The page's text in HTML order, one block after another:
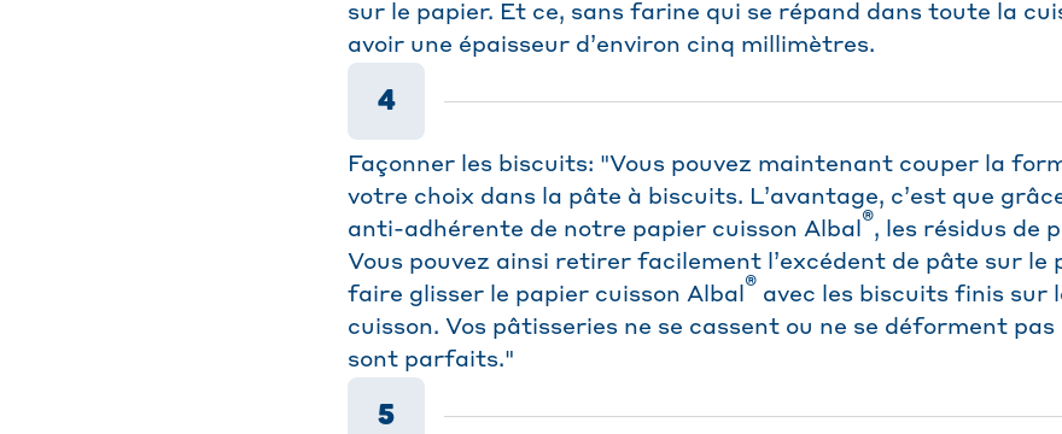
sur le papier. Et ce, sans farine qui se répand dans toute la
avoir une épaisseur d’environ cinq millimètres.
4
Façonner les biscuits: "Vous pouvez maintenant couper la
votre choix dans la pâte à biscuits. L’avantage, c’est que
anti-adhérente de notre papier cuisson Albal ®, les résidus de
Vous pouvez ainsi retirer facilement l’excédent de pâte sur le
faire glisser le papier cuisson Albal ® avec les biscuits finis sur
cuisson. Vos pâtisseries ne se cassent ou ne se déforment
sont parfaits."
5